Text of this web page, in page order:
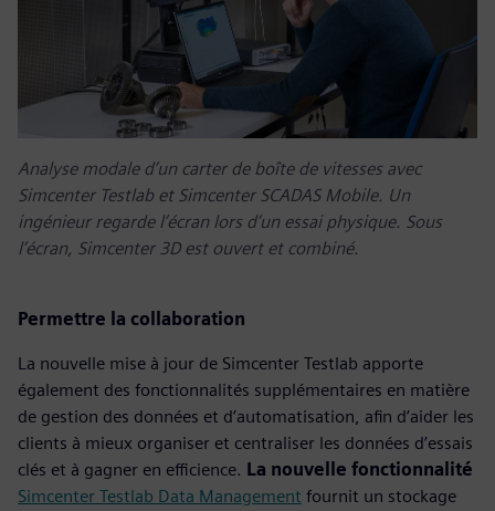
Analyse modale d’un carter de boîte de vitesses avec
Simcenter Testlab et Simcenter SCADAS Mobile. Un
ingénieur regarde l’écran lors d’un essai physique. Sous
l’écran, Simcenter 3D est ouvert et combiné.
Permettre la collaboration
La nouvelle mise à jour de Simcenter Testlab apporte
également des fonctionnalités supplémentaires en matière
de gestion des données et d’automatisation, afin d’aider les
clients à mieux organiser et centraliser les données d’essais
clés et à gagner en efficience. La nouvelle fonctionnalité
Simcenter Testlab Data Management fournit un stockage